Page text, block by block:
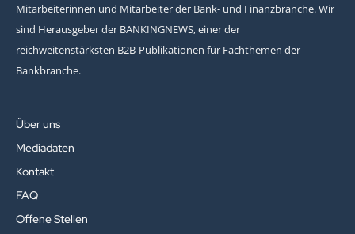
Mitarbeiterinnen und Mitarbeiter der Bank- und Finanzbranche. Wir
sind Herausgeber der BANKINGNEWS, einer der
reichweitenstärksten B2B-Publikationen für Fachthemen der
Bankbranche.
Über uns
Mediadaten
Kontakt
FAQ
Offene Stellen